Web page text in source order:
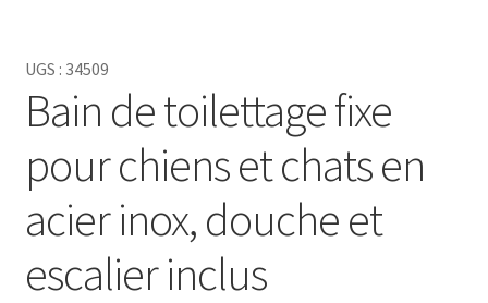
UGS : 34509
Bain de toilettage fixe
pour chiens et chats en
acier inox, douche et
escalier inclus